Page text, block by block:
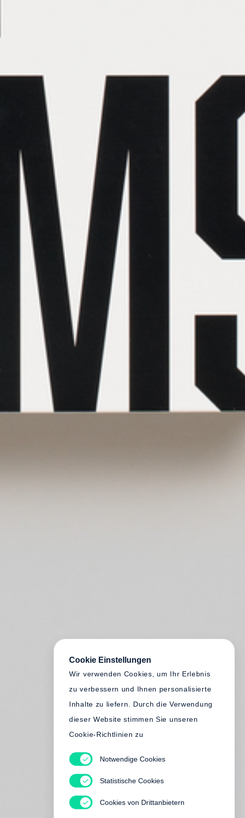
Cookie Einstellungen
Wir verwenden Cookies, um Ihr Erlebnis
zu verbessern und Ihnen personalisierte
Inhalte zu liefern. Durch die Verwendung
dieser Website stimmen Sie unseren
Cookie-Richtlinien zu
Notwendige Cookies
Statistische Cookies
Cookies von Drittanbietern